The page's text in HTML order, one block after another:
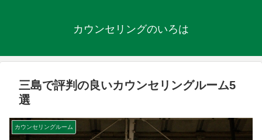
カウンセリングのいろは
三島で評判の良いカウンセリングルーム5
選
カウンセリングルーム